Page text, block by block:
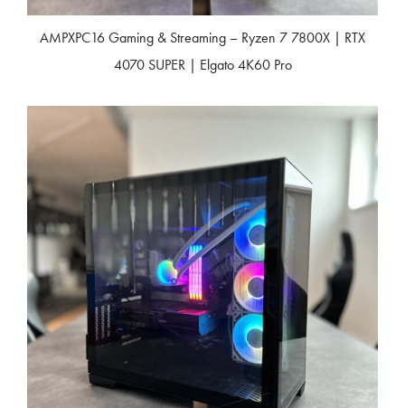
AMPXPC16 Gaming & Streaming – Ryzen 7 7800X | RTX
4070 SUPER | Elgato 4K60 Pro